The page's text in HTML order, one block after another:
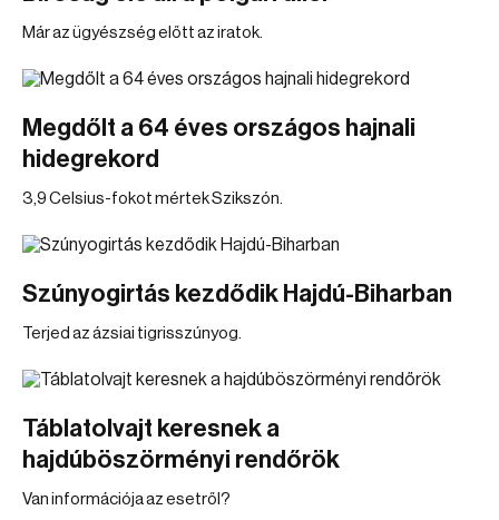
Már az ügyészség előtt az iratok.
Megdőlt a 64 éves országos hajnali
hidegrekord
3,9 Celsius-fokot mértek Szikszón.
Szúnyogirtás kezdődik Hajdú-Biharban
Terjed az ázsiai tigrisszúnyog.
Táblatolvajt keresnek a
hajdúböszörményi rendőrök
Van információja az esetről?